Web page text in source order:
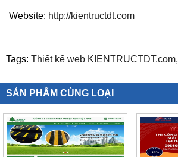
Website: http://kientructdt.com
Tags: Thiết kế web KIENTRUCTDT.com,
SẢN PHẨM CÙNG LOẠI